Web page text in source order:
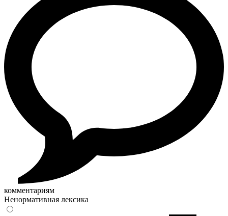
комментариям
Ненормативная лексика